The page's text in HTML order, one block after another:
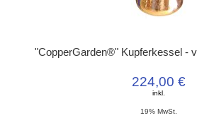
"CopperGarden®" Kupferkessel -
224,00 €
inkl.
19% MwSt.